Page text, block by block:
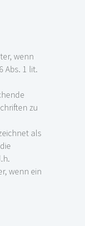
wenn
Abs. 1 lit.
zu
als
wenn ein